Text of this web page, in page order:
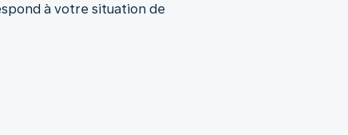
à votre situation de